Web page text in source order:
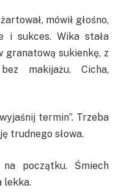
mówił głośno,
i sukces. Wika stała
granatową sukienkę, z
makijażu. Cicha,
termin”. Trzeba
trudnego słowa.
początku. Śmiech
lekka.